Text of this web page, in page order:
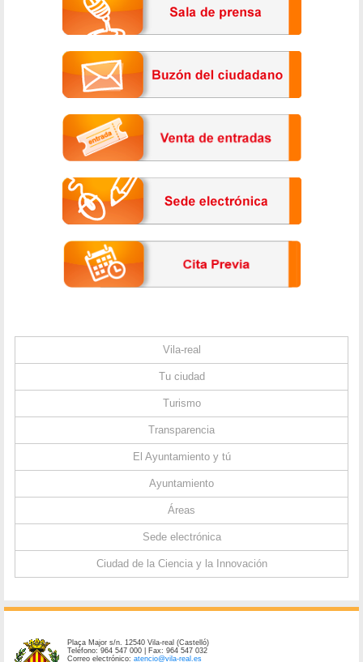
Vila-real
Tu ciudad
Turismo
Transparencia
El Ayuntamiento y tú
Ayuntamiento
Áreas
Sede electrónica
Ciudad de la Ciencia y la Innovación
Plaça Major s/n. 12540 Vila-real (Castelló)
Teléfono: 964 547 000 | Fax: 964 547 032
Correo electrónico:atencio@vila-real.es